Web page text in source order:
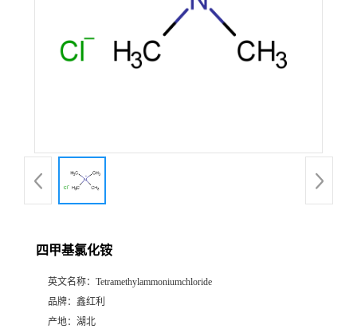
四甲基氯化铵
英文名称： Tetramethylammoniumchloride
品牌： 鑫红利
产地： 湖北